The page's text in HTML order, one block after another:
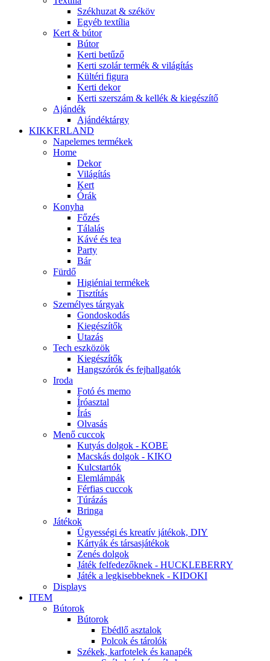
Székhuzat & széköv
Egyéb textília
Kert & bútor
Bútor
Kerti betűző
Kerti szolár termék & világítás
Kültéri figura
Kerti dekor
Kerti szerszám & kellék & kiegészítő
Ajándék
Ajándéktárgy
KIKKERLAND
Napelemes termékek
Home
Dekor
Világítás
Kert
Órák
Konyha
Főzés
Tálalás
Kávé és tea
Party
Bár
Fürdő
Higiéniai termékek
Tisztítás
Személyes tárgyak
Gondoskodás
Kiegészítők
Utazás
Tech eszközök
Kiegészítők
Hangszórók és fejhallgatók
Iroda
Fotó és memo
Íróasztal
Írás
Olvasás
Menő cuccok
Kutyás dolgok - KOBE
Macskás dolgok - KIKO
Kulcstartók
Elemlámpák
Férfias cuccok
Túrázás
Bringa
Játékok
Ügyességi és kreatív játékok, DIY
Kártyák és társasjátékok
Zenés dolgok
Játék felfedezőknek - HUCKLEBERRY
Játék a legkisebbeknek - KIDOKI
Displays
ITEM
Bútorok
Bútorok
Ebédlő asztalok
Polcok és tárolók
Székek, karfotelek és kanapék